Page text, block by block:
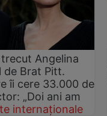
Angelina
de Brat Pitt.
îi cere 33.000 de
„Doi ani am
internaționale